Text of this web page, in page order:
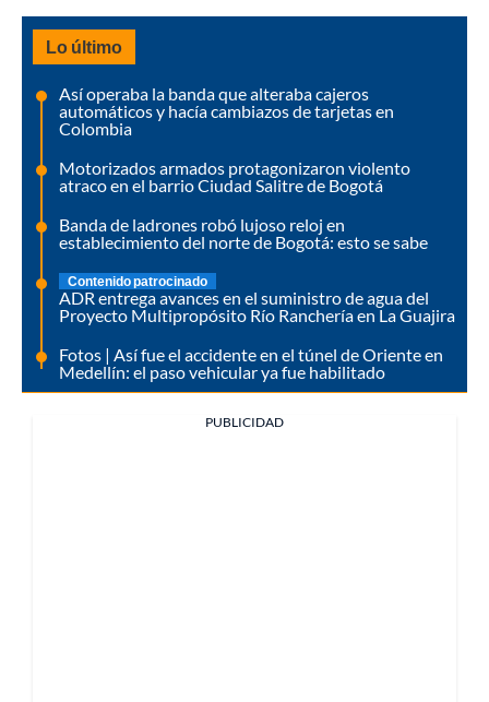
Lo último
Así operaba la banda que alteraba cajeros
automáticos y hacía cambiazos de tarjetas en
Colombia
Motorizados armados protagonizaron violento
atraco en el barrio Ciudad Salitre de Bogotá
Banda de ladrones robó lujoso reloj en
establecimiento del norte de Bogotá: esto se sabe
Contenido patrocinado
ADR entrega avances en el suministro de agua del
Proyecto Multipropósito Río Ranchería en La Guajira
Fotos | Así fue el accidente en el túnel de Oriente en
Medellín: el paso vehicular ya fue habilitado
PUBLICIDAD